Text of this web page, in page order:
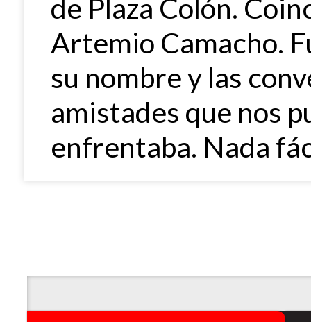
de Plaza Colón.
Artemio Camacho.
su nombre y las
amistades que nos
enfrentaba. Nada